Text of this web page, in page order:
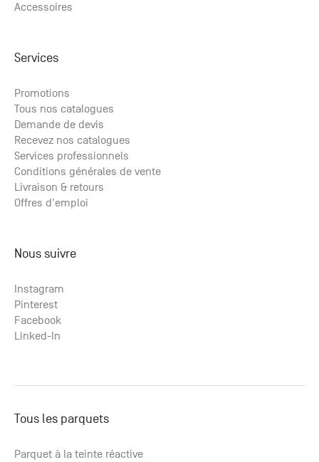
Accessoires
Services
Promotions
Tous nos catalogues
Demande de devis
Recevez nos catalogues
Services professionnels
Conditions générales de vente
Livraison & retours
Offres d'emploi
Nous suivre
Instagram
Pinterest
Facebook
Linked-In
Tous les parquets
Parquet à la teinte réactive